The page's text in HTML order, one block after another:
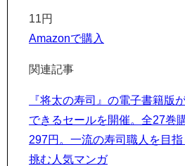
11円
Amazonで購入
関連記事
『将太の寿司』の電子書籍版
できるセールを開催。全27巻
297円。一流の寿司職人を目指
挑む人気マンガ